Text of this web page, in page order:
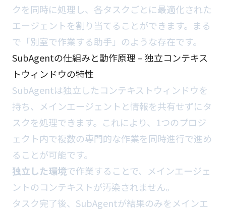
クを同時に処理し、各タスクごとに最適化された
エージェントを割り当てることができます。まる
で「別室で作業する助手」のような存在です。
SubAgentの仕組みと動作原理 – 独立コンテキス
トウィンドウの特性
SubAgentは独立したコンテキストウィンドウを
持ち、メインエージェントと情報を共有せずにタ
スクを処理できます。これにより、1つのプロジ
ェクト内で複数の専門的な作業を同時進行で進め
ることが可能です。
独立した環境で作業することで、メインエージェ
ントのコンテキストが汚染されません。
タスク完了後、SubAgentが結果のみをメインエ